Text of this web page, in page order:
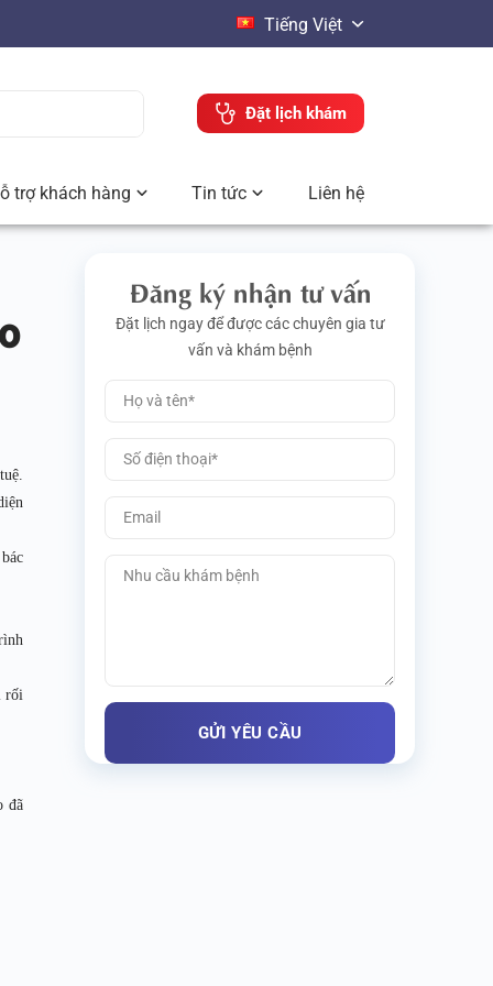
Tiếng Việt
Đặt lịch khám
trợ khách hàng Tin tức Liên hệ
rối
đã
Đăng ký nhận tư vấn
Đặt lịch ngay để được các chuyên gia tư
vấn và khám bệnh